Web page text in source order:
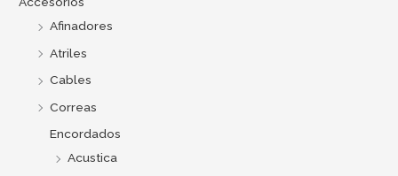
Afinadores
Atriles
Cables
Correas
Encordados
Acustica